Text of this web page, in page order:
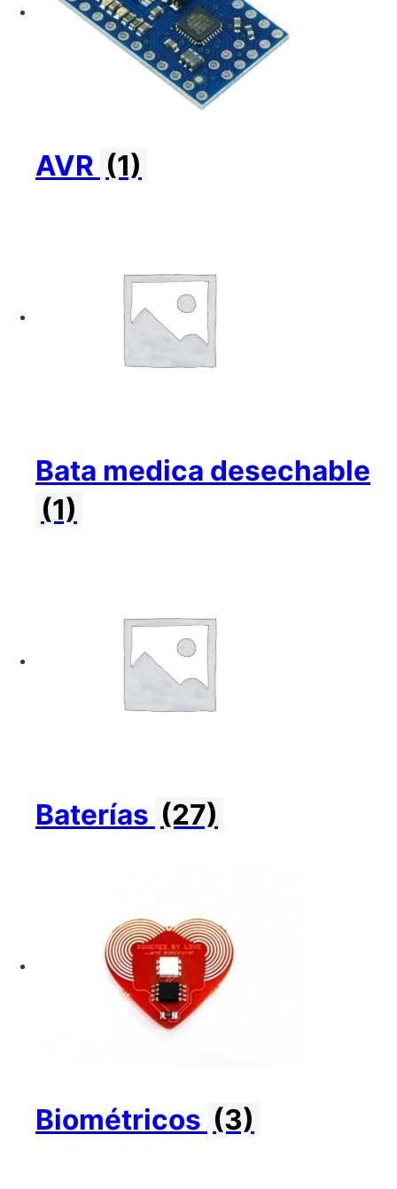
AVR (1)
Bata medica desechable
(1)
Baterías (27)
Biométricos (3)